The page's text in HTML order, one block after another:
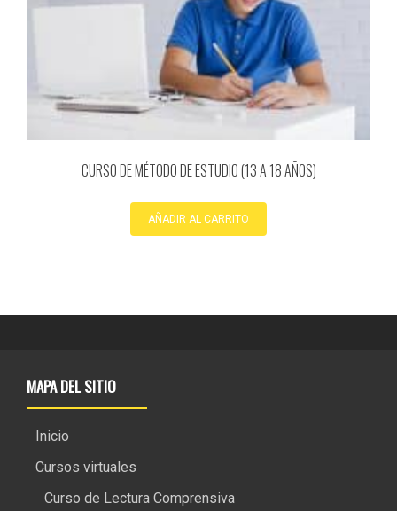
CURSO DE MÉTODO DE ESTUDIO (13 A 18 AÑOS)
AÑADIR AL CARRITO
MAPA DEL SITIO
Inicio
Cursos virtuales
Curso de Lectura Comprensiva